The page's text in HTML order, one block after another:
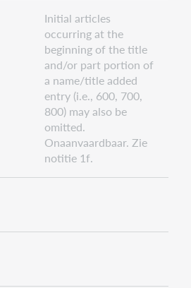
Initial articles
occurring at the
beginning of the title
and/or part portion of
a name/title added
entry (i.e., 600, 700,
800) may also be
omitted.
Onaanvaardbaar. Zie
notitie 1f.